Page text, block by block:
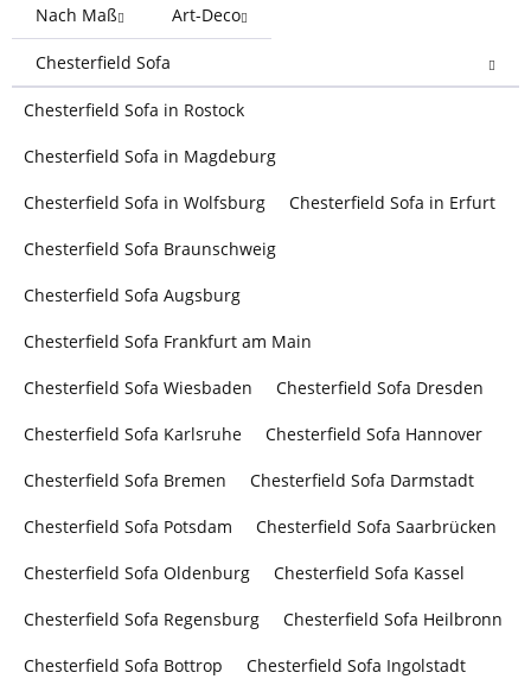
Nach Maß Art-Deco
Chesterfield Sofa
Chesterfield Sofa in Rostock
Chesterfield Sofa in Magdeburg
Chesterfield Sofa in Wolfsburg Chesterfield Sofa in Erfurt
Chesterfield Sofa Braunschweig
Chesterfield Sofa Augsburg
Chesterfield Sofa Frankfurt am Main
Chesterfield Sofa Wiesbaden Chesterfield Sofa Dresden
Chesterfield Sofa Karlsruhe Chesterfield Sofa Hannover
Chesterfield Sofa Bremen Chesterfield Sofa Darmstadt
Chesterfield Sofa Potsdam Chesterfield Sofa Saarbrücken
Chesterfield Sofa Oldenburg Chesterfield Sofa Kassel
Chesterfield Sofa Regensburg Chesterfield Sofa Heilbronn
Chesterfield Sofa Bottrop Chesterfield Sofa Ingolstadt